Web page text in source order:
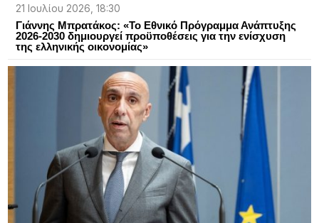
21 Ιουλίου 2026, 18:30
Γιάννης Μπρατάκος: «Το Εθνικό Πρόγραμμα Ανάπτυξης
2026-2030 δημιουργεί προϋποθέσεις για την ενίσχυση
της ελληνικής οικονομίας»